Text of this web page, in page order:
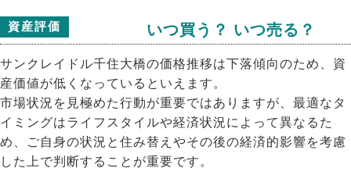
資産評価 いつ買う？ いつ売る？
サンクレイドル千住大橋の価格推移は下落傾向のため、資
産価値が低くなっているといえます。
市場状況を見極めた行動が重要ではありますが、最適なタ
イミングはライフスタイルや経済状況によって異なるた
め、ご自身の状況と住み替えやその後の経済的影響を考慮
した上で判断することが重要です。